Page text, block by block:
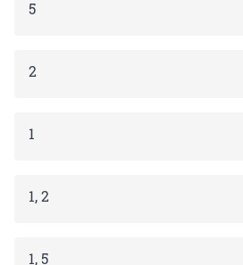
5
2
1
1, 2
1, 5